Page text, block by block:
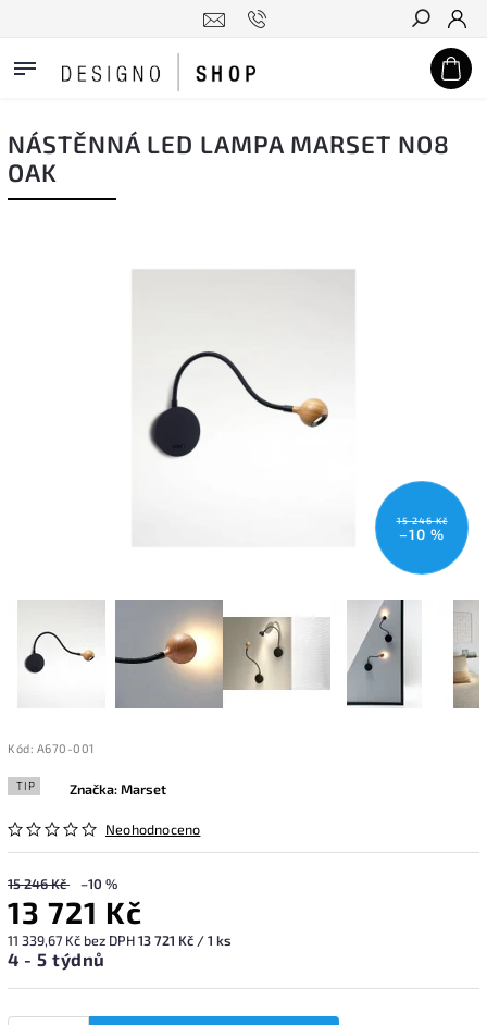
Hledat
NÁSTĚNNÁ LED LAMPA MARSET NO8
OAK
15 246 Kč
–10 %
Kód: A670-001
TIP
Neohodnoceno
Značka:Marset
15 246 Kč –10 %
13 721 Kč
11 339,67 Kč bez DPH13 721 Kč / 1 ks
4 - 5 týdnů